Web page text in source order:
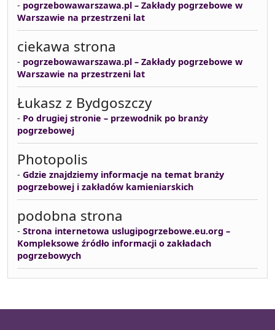
- pogrzebowawarszawa.pl – Zakłady pogrzebowe w
Warszawie na przestrzeni lat
ciekawa strona
- pogrzebowawarszawa.pl – Zakłady pogrzebowe w
Warszawie na przestrzeni lat
Łukasz z Bydgoszczy
- Po drugiej stronie – przewodnik po branży
pogrzebowej
Photopolis
- Gdzie znajdziemy informacje na temat branży
pogrzebowej i zakładów kamieniarskich
podobna strona
- Strona internetowa uslugipogrzebowe.eu.org –
Kompleksowe źródło informacji o zakładach
pogrzebowych